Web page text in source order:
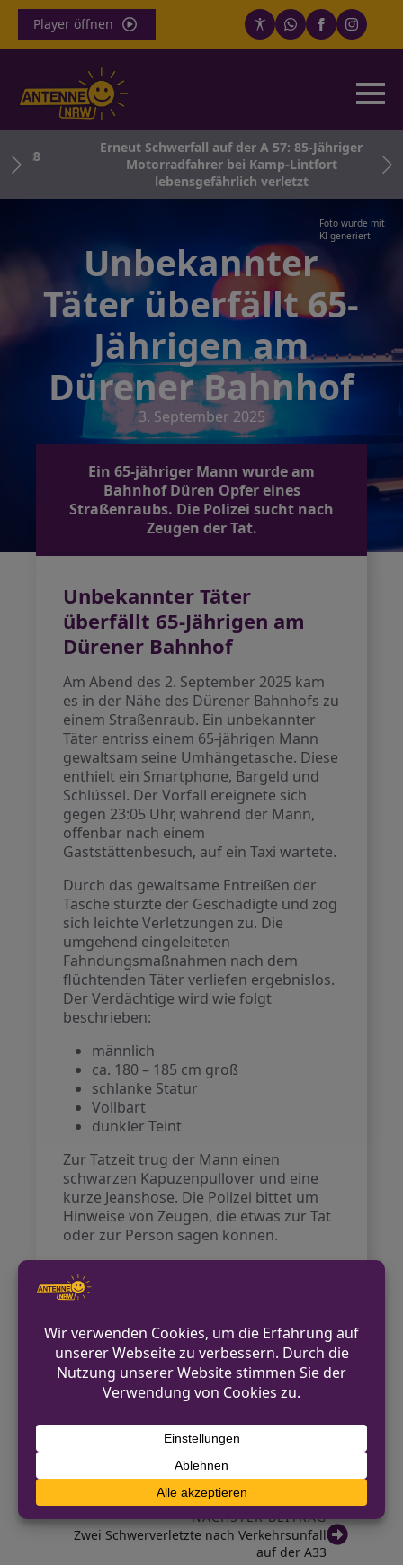
Player öffnen
Erneut Schwerfall auf der A 57: 85-Jähriger
Motorradfahrer bei Kamp-Lintfort
lebensgefährlich verletzt
Foto wurde mit
KI generiert
Unbekannter
Täter überfällt 65-
Jährigen am
Dürener Bahnhof
3. September 2025
Ein 65-jähriger Mann wurde am
Bahnhof Düren Opfer eines
Straßenraubs. Die Polizei sucht nach
Zeugen der Tat.
Unbekannter Täter
überfällt 65-Jährigen am
Dürener Bahnhof
Am Abend des 2. September 2025 kam
es in der Nähe des Dürener Bahnhofs zu
einem Straßenraub. Ein unbekannter
Täter entriss einem 65-jährigen Mann
gewaltsam seine Umhängetasche. Diese
enthielt ein Smartphone, Bargeld und
Schlüssel. Der Vorfall ereignete sich
gegen 23:05 Uhr, während der Mann,
offenbar nach einem
Gaststättenbesuch, auf ein Taxi wartete.
Durch das gewaltsame Entreißen der
Tasche stürzte der Geschädigte und zog
sich leichte Verletzungen zu. Die
umgehend eingeleiteten
Fahndungsmaßnahmen nach dem
flüchtenden Täter verliefen ergebnislos.
Der Verdächtige wird wie folgt
beschrieben:
männlich
ca. 180 – 185 cm groß
schlanke Statur
Vollbart
dunkler Teint
Zur Tatzeit trug der Mann einen
schwarzen Kapuzenpullover und eine
kurze Jeanshose. Die Polizei bittet um
Hinweise von Zeugen, die etwas zur Tat
oder zur Person sagen können.
unter der Telefonnummer 02421 949 – 0.
Kontakt für Hinweise /
Pressestelle
Polizei Düren
VORHERIGER BEITRAG
Kupferrohre in Bergkamen entwendet
NÄCHSTER BEITRAG
Zwei Schwerverletzte nach Verkehrsunfall
auf der A33